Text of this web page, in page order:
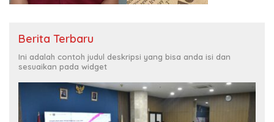
Berita Terbaru
Ini adalah contoh judul deskripsi yang bisa anda isi dan
sesuaikan pada widget